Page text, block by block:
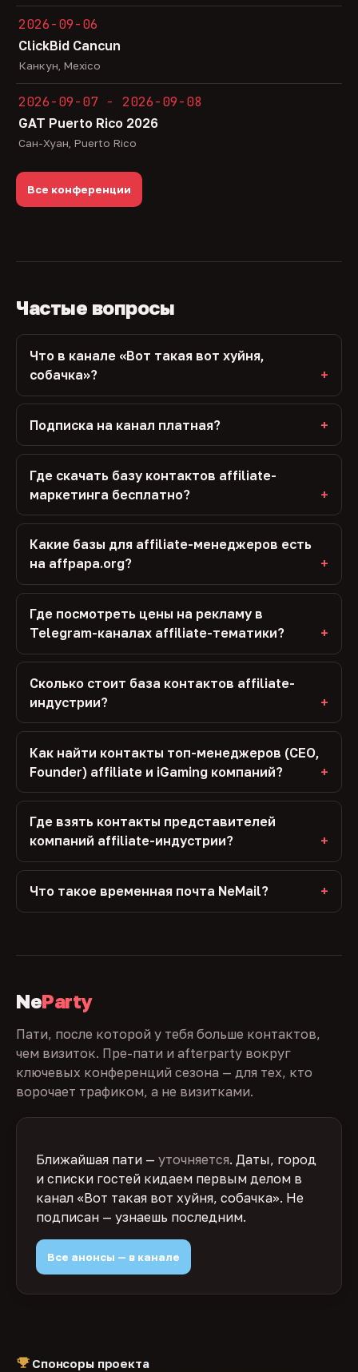
2026-09-06
ClickBid Cancun
Канкун, Mexico
2026-09-07 - 2026-09-08
GAT Puerto Rico 2026
Сан-Хуан, Puerto Rico
Все конференции
Частые вопросы
Что в канале «Вот такая вот хуйня,
собачка»?
Подписка на канал платная?
Где скачать базу контактов affiliate-
маркетинга бесплатно?
Какие базы для affiliate-менеджеров есть
на affpapa.org?
Где посмотреть цены на рекламу в
Telegram-каналах affiliate-тематики?
Сколько стоит база контактов affiliate-
индустрии?
Как найти контакты топ-менеджеров (CEO,
Founder) affiliate и iGaming компаний?
Где взять контакты представителей
компаний affiliate-индустрии?
Что такое временная почта NeMail?
NeParty
Пати, после которой у тебя больше контактов,
чем визиток. Пре-пати и afterparty вокруг
ключевых конференций сезона — для тех, кто
ворочает трафиком, а не визитками.
Ближайшая пати — уточняется. Даты, город
и списки гостей кидаем первым делом в
канал «Вот такая вот хуйня, собачка». Не
подписан — узнаешь последним.
Все анонсы — в канале
Спонсоры проекта